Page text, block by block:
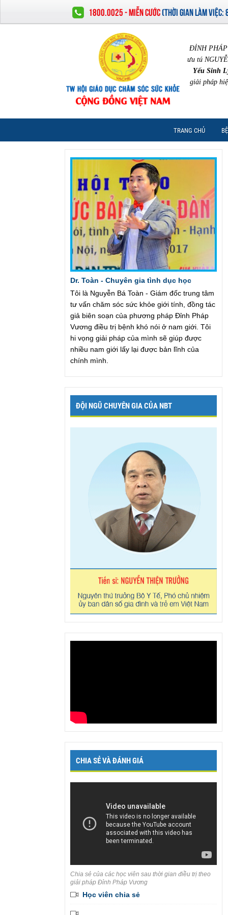
1800.0025 - MIỄN CƯỚC(THỜI GIAN LÀM VIỆC:
ĐỈNH
ưu tú
Yếu Sinh
giải pháp
TRANG CHỦ
Dr. Toàn - Chuyên gia tình dục học
Tôi là Nguyễn Bá Toàn - Giám đốc trung tâm
tư vấn chăm sóc sức khỏe giới tính, đồng tác
giả biên soạn của phương pháp Đỉnh Pháp
Vương điều trị bệnh khó nói ở nam giới. Tôi
hi vọng giải pháp của mình sẽ giúp được
nhiều nam giới lấy lại được bản lĩnh của
chính mình.
ĐỘI NGŨ CHUYÊN GIA CỦA NBT
CHIA SẺ VÀ ĐÁNH GIÁ
Chia sẻ của các học viên sau thời gian điều trị theo
giải pháp Đỉnh Pháp Vương
Học viên chia sẻ